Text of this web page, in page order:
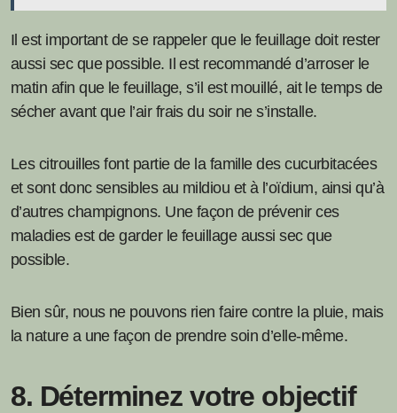
Il est important de se rappeler que le feuillage doit rester
aussi sec que possible. Il est recommandé d’arroser le
matin afin que le feuillage, s’il est mouillé, ait le temps de
sécher avant que l’air frais du soir ne s’installe.
Les citrouilles font partie de la famille des cucurbitacées
et sont donc sensibles au mildiou et à l’oïdium, ainsi qu’à
d’autres champignons. Une façon de prévenir ces
maladies est de garder le feuillage aussi sec que
possible.
Bien sûr, nous ne pouvons rien faire contre la pluie, mais
la nature a une façon de prendre soin d’elle-même.
8. Déterminez votre objectif